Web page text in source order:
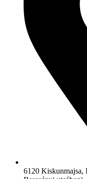
6120 Kiskunmajsa,